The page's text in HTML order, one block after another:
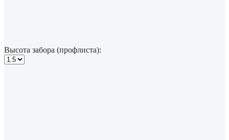
Высота забора (профлиста):